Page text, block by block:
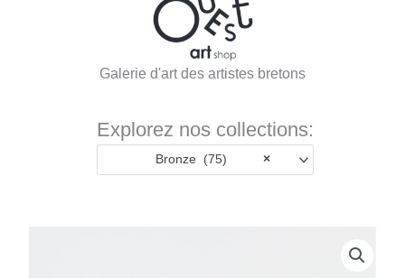
Galerie d'art des artistes bretons
Explorez nos collections:
×
Bronze (75)